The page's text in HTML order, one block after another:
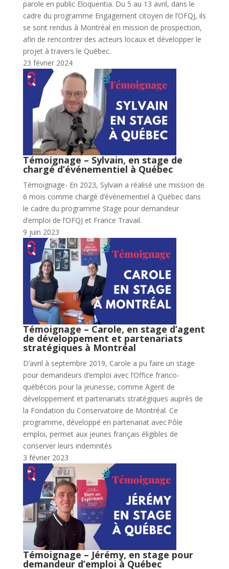
parole en public Eloquentia. Du 5 au 13 avril, dans le
cadre du programme Engagement citoyen de l’OFQJ, ils
se sont rendus à Montréal en mission de prospection,
afin de rencontrer des acteurs locaux et développer le
projet à travers le Québec.
23 février 2024
Témoignage – Sylvain, en stage de
chargé d’événementiel à Québec
Témoignage- En 2023, Sylvain a réalisé une mission de
6 mois comme chargé d’évènementiel à Québec dans
le cadre du programme Stage pour demandeur
d’emploi de l’OFQJ et France Travail.
9 juin 2023
Témoignage – Carole, en stage d’agent
de développement et partenariats
stratégiques à Montréal
D’avril à septembre 2019, Carole a pu faire un stage
pour demandeurs d’emploi avec l’Office franco-
québécois pour la jeunesse, comme Agent de
développement et partenariats stratégiques auprès de
la Fondation du Conservatoire de Montréal. Ce
programme, développé en partenariat avec Pôle
emploi, permet aux jeunes français éligibles de
conserver leurs indemnités
3 février 2023
Témoignage – Jérémy, en stage pour
demandeur d’emploi à Québec